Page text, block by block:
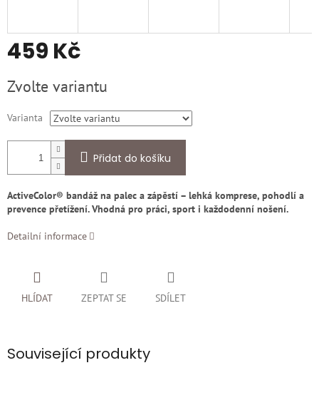
459 Kč
cena:
Zvolte variantu
Varianta
Přidat do košíku
ActiveColor® bandáž na palec a zápěstí – lehká komprese, pohodlí a
prevence přetížení. Vhodná pro práci, sport i každodenní nošení.
Detailní informace
ZEPTAT SE
HLÍDAT SDÍLET
Související produkty